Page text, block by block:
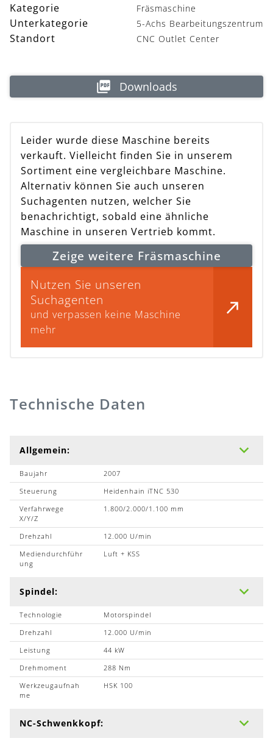
Kategorie Fräsmaschine
Unterkategorie 5-Achs Bearbeitungszentrum
Standort CNC Outlet Center
Downloads
Leider wurde diese Maschine bereits
verkauft. Vielleicht finden Sie in unserem
Sortiment eine vergleichbare Maschine.
Alternativ können Sie auch unseren
Suchagenten nutzen, welcher Sie
benachrichtigt, sobald eine ähnliche
Maschine in unseren Vertrieb kommt.
Zeige weitere Fräsmaschine
Nutzen Sie unseren
Suchagenten
und verpassen keine Maschine
mehr
Technische Daten
Allgemein:
Baujahr
2007
Steuerung
Heidenhain iTNC 530
Verfahrwege
X/Y/Z
1.800/2.000/1.100 mm
Drehzahl
12.000 U/min
Mediendurchführ
ung
Luft + KSS
Spindel:
Technologie
Motorspindel
Drehzahl
12.000 U/min
Leistung
44 kW
Drehmoment
288 Nm
Werkzeugaufnah
me
HSK 100
NC-Schwenkkopf: